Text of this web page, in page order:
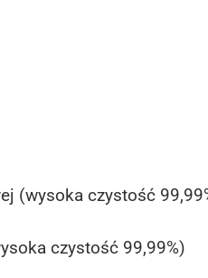
(wysoka czystość
czystość 99,99%)